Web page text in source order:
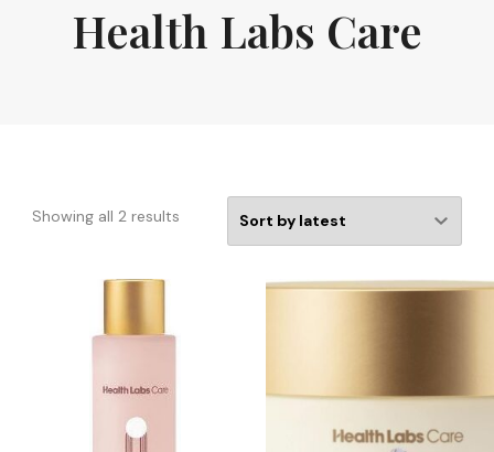
Health Labs Care
Showing all 2 results